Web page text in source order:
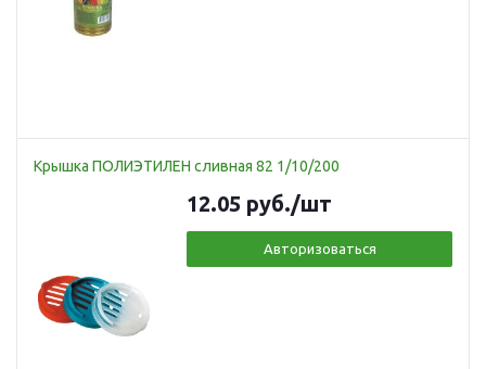
Крышка ПОЛИЭТИЛЕН сливная 82 1/10/200
12.05 руб./шт
Авторизоваться